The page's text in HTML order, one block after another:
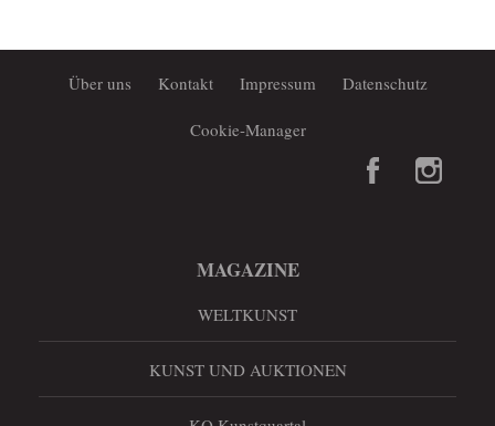
Über uns Kontakt Impressum Datenschutz
Cookie-Manager
MAGAZINE
WELTKUNST
KUNST UND AUKTIONEN